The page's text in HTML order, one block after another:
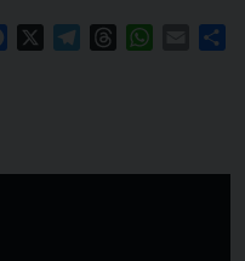
FacebookTelegram
Threads Email